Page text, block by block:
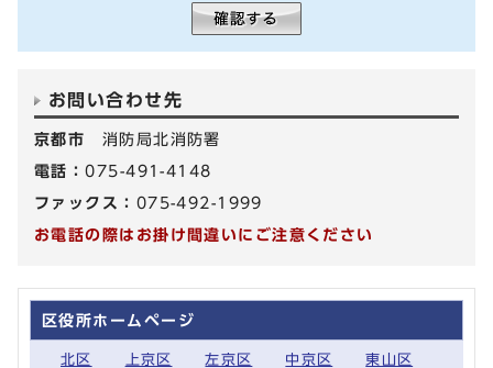
お問い合わせ先
京都市 消防局北消防署
電話：075-491-4148
ファックス： 075-492-1999
お電話の際はお掛け間違いにご注意ください
区役所ホームページ
北区 上京区 左京区 中京区 東山区